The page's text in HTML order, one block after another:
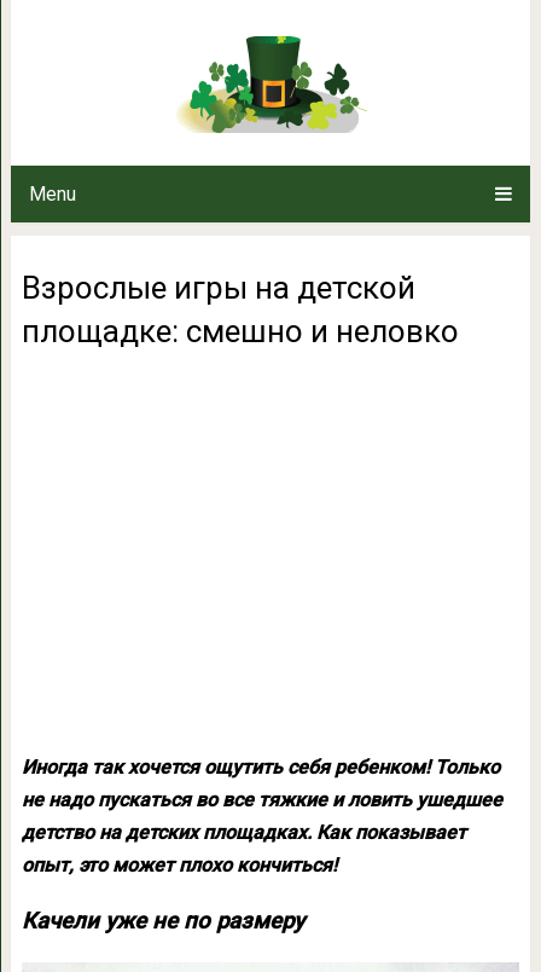
Menu
Взрослые игры на детской
Взрослые игры на детской
площадке: смешно и неловко
Иногда так хочется ощутить себя ребенком! Только
не надо пускаться во все тяжкие и ловить ушедшее
детство на детских площадках. Как показывает
опыт, это может плохо кончиться!
Качели уже не по размеру